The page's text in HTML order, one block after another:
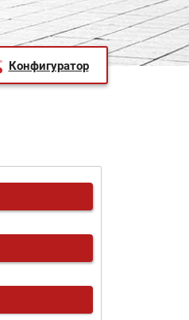
Конфигуратор